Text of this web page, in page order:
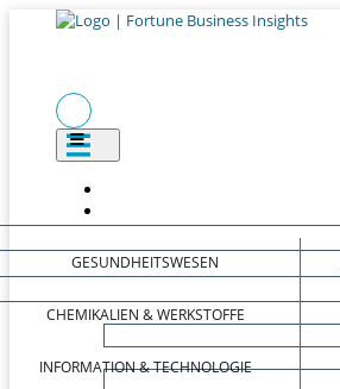
GESUNDHEITSWESEN
CHEMIKALIEN & WERKSTOFFE
INFORMATION & TECHNOLOGIE